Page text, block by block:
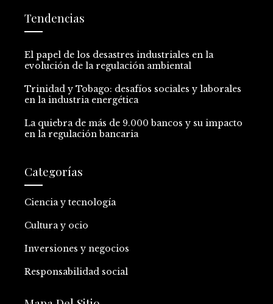
Tendencias
El papel de los desastres industriales en la
evolución de la regulación ambiental
Trinidad y Tobago: desafíos sociales y laborales
en la industria energética
La quiebra de más de 9.000 bancos y su impacto
en la regulación bancaria
Categorías
Ciencia y tecnología
Cultura y ocio
Inversiones y negocios
Responsabilidad social